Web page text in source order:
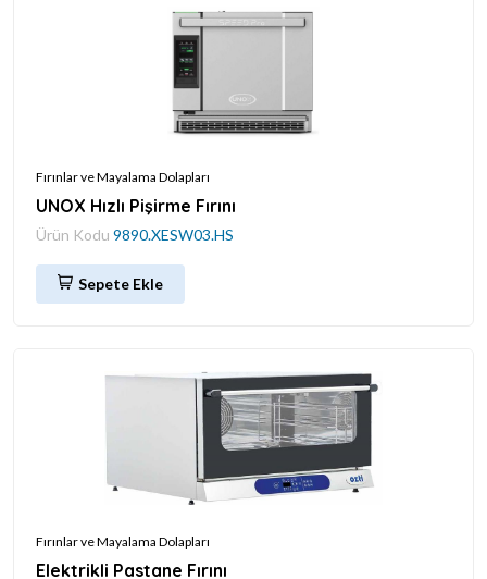
Fırınlar ve Mayalama Dolapları
UNOX Hızlı Pişirme Fırını
Ürün Kodu 9890.XESW03.HS
Sepete Ekle
Fırınlar ve Mayalama Dolapları
Elektrikli Pastane Fırını